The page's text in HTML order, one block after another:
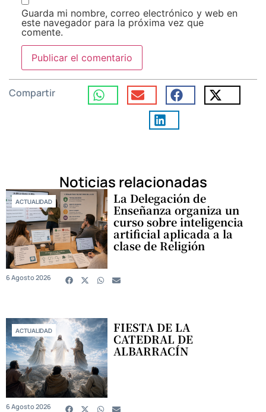
Guarda mi nombre, correo electrónico y web en
este navegador para la próxima vez que
comente.
Compartir
Noticias relacionadas
ACTUALIDAD La Delegación de
Enseñanza organiza un
curso sobre inteligencia
artificial aplicada a la
clase de Religión
6 Agosto 2026
ACTUALIDAD FIESTA DE LA
CATEDRAL DE
ALBARRACÍN
6 Agosto 2026